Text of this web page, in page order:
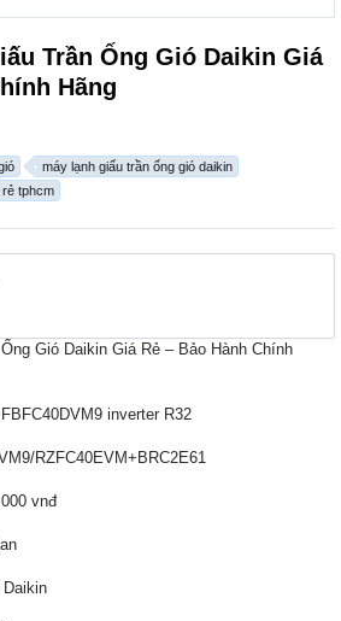
Trần Ống Gió Daikin Giá
Hãng
máy lạnh giấu trần ống gió daikin
rẻ tphcm
Gió Daikin Giá Rẻ – Bảo Hành Chính
inverter R32
RZFC40EVM+BRC2E61
vnđ
Daikin